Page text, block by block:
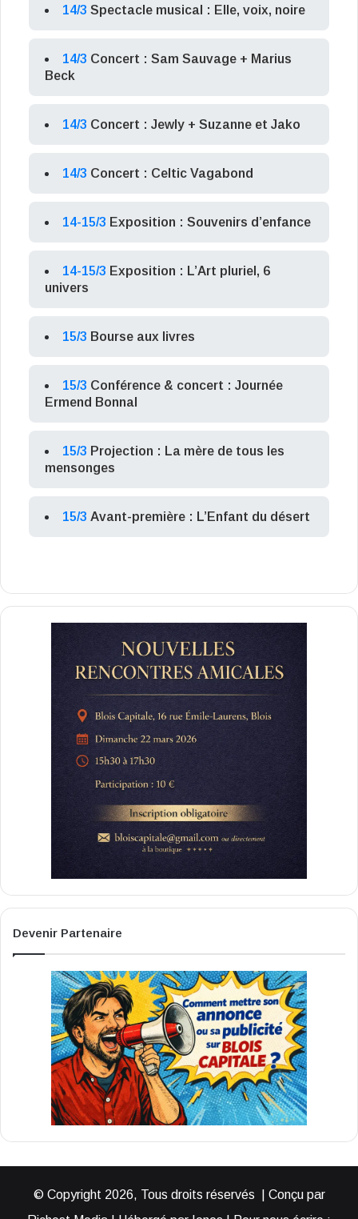
14/3 Spectacle musical : Elle, voix, noire
14/3 Concert : Sam Sauvage + Marius
Beck
14/3 Concert : Jewly + Suzanne et Jako
14/3 Concert : Celtic Vagabond
14-15/3 Exposition : Souvenirs d’enfance
14-15/3 Exposition : L’Art pluriel, 6
univers
15/3 Bourse aux livres
15/3 Conférence & concert : Journée
Ermend Bonnal
15/3 Projection : La mère de tous les
mensonges
15/3 Avant-première : L’Enfant du désert
Devenir Partenaire
© Copyright 2026, Tous droits réservés | Conçu par